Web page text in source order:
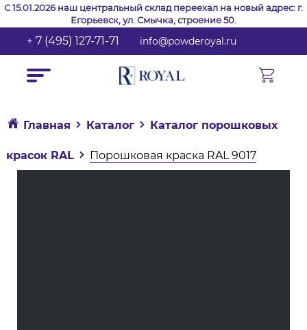
С 15.01.2026 наш центральный склад переехал на новый адрес: г.
Егорьевск, ул. Смычка, строение 50.
+ 7 (495) 127-71-71 info@powderoyal.ru
Главная Каталог Каталог порошковых
красок RAL Порошковая краска RAL 9017